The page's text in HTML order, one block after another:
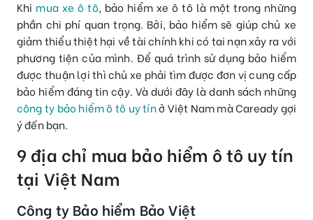
Khi mua xe ô tô, bảo hiểm xe ô tô là một trong những
phần chi phí quan trọng. Bởi, bảo hiểm sẽ giúp chủ xe
giảm thiểu thiệt hại về tài chính khi có tai nạn xảy ra với
phương tiện của mình. Để quá trình sử dụng bảo hiểm
được thuận lợi thì chủ xe phải tìm được đơn vị cung cấp
bảo hiểm đáng tin cậy. Và dưới đây là danh sách những
công ty bảo hiểm ô tô uy tínở Việt Nam mà Caready gợi
ý đến bạn.
9 địa chỉ mua bảo hiểm ô tô uy tín
tại Việt Nam
Công ty Bảo hiểm Bảo Việt